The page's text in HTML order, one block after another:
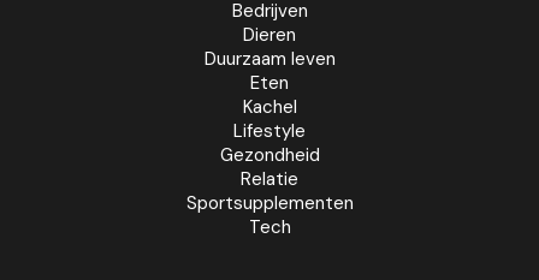
Bedrijven
Dieren
Duurzaam leven
Eten
Kachel
Lifestyle
Gezondheid
Relatie
Sportsupplementen
Tech